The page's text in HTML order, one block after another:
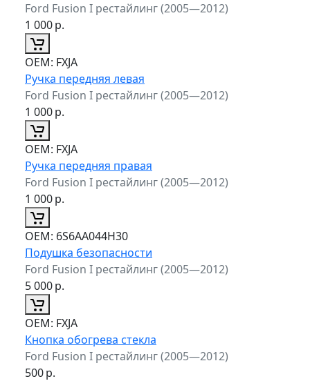
Ford Fusion I рестайлинг (2005—2012)
1 000р.
ОЕМ: FXJA
Ручка передняя левая
Ford Fusion I рестайлинг (2005—2012)
1 000р.
ОЕМ: FXJA
Ручка передняя правая
Ford Fusion I рестайлинг (2005—2012)
1 000р.
ОЕМ: 6S6AA044H30
Подушка безопасности
Ford Fusion I рестайлинг (2005—2012)
5 000р.
ОЕМ: FXJA
Кнопка обогрева стекла
Ford Fusion I рестайлинг (2005—2012)
500р.